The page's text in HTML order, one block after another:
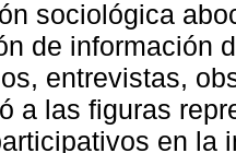
sociológica
de información
entrevistas,
a las figuras
en la